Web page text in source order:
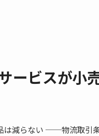
ビスが小売
減らない ──物流取引